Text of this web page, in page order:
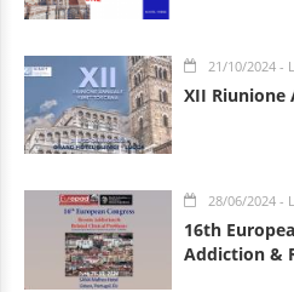
21/10/2024 -
XII Riunione
28/06/2024 -
16th
Addiction &